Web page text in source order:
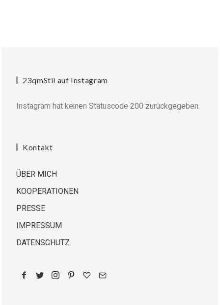
23qmStil auf Instagram
Instagram hat keinen Statuscode 200 zurückgegeben.
Kontakt
ÜBER MICH
KOOPERATIONEN
PRESSE
IMPRESSUM
DATENSCHUTZ